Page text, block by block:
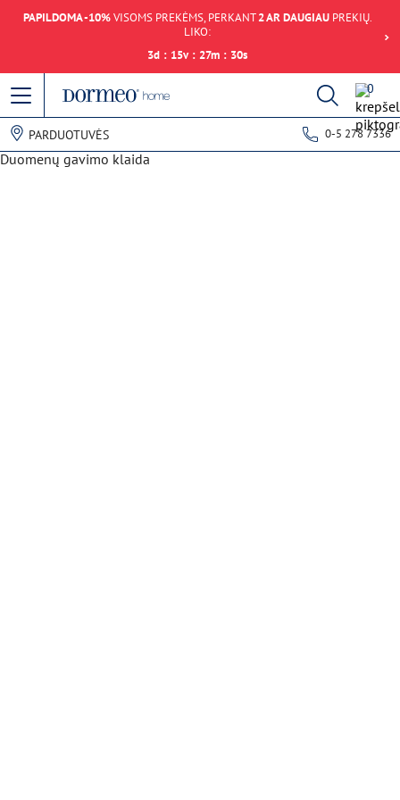
PAPILDOMA -10%VISOMS PREKĖMS, PERKANT2 AR DAUGIAUPREKIŲ.
LIKO:
3d : 15v : 27m : 30s
0
PARDUOTUVĖS 0-5 278 7336
Duomenų gavimo klaida